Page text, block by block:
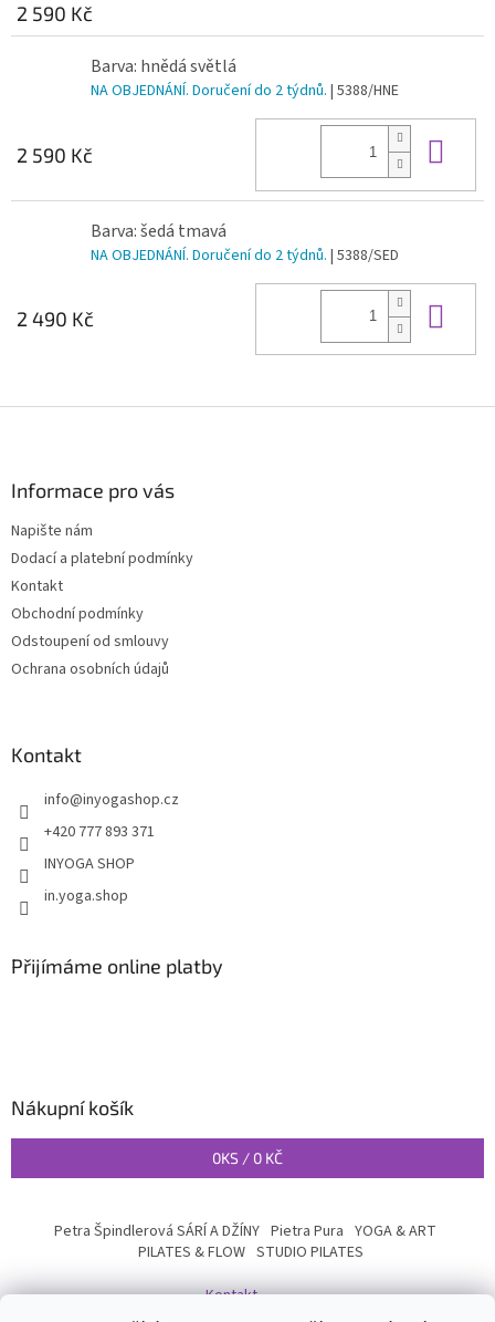
2 590 Kč
Barva: hnědá světlá
NA OBJEDNÁNÍ. Doručení do 2 týdnů. | 5388/HNE
2 590 Kč
Barva: šedá tmavá
NA OBJEDNÁNÍ. Doručení do 2 týdnů. | 5388/SED
2 490 Kč
Informace pro vás
Napište nám
Dodací a platební podmínky
Kontakt
Obchodní podmínky
Odstoupení od smlouvy
Ochrana osobních údajů
Kontakt
info@inyogashop.cz
+420 777 893 371
INYOGA SHOP
in.yoga.shop
Přijímáme online platby
Nákupní košík
0KS / 0 KČ
Petra Špindlerová SÁRÍ A DŽÍNY Pietra Pura YOGA & ART
PILATES & FLOW STUDIO PILATES
Kontakt